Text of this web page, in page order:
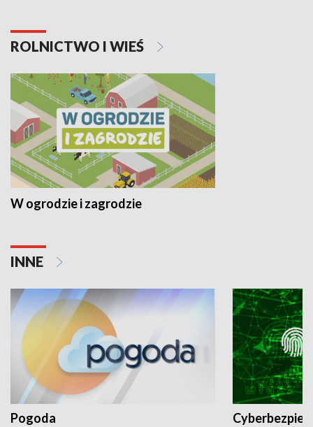
ROLNICTWO I WIEŚ
W ogrodzie i zagrodzie
INNE
Pogoda